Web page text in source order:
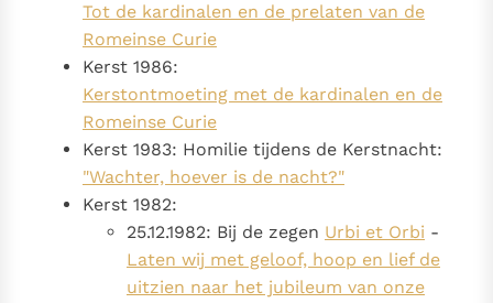
Tot de kardinalen en de prelaten van de
Romeinse Curie
Kerst 1986:
Kerstontmoeting met de kardinalen en de
Romeinse Curie
Kerst 1983: Homilie tijdens de Kerstnacht:
"Wachter, hoever is de nacht?"
Kerst 1982:
25.12.1982: Bij de zegen Urbi et Orbi -
Laten wij met geloof, hoop en lief de
uitzien naar het jubileum van onze